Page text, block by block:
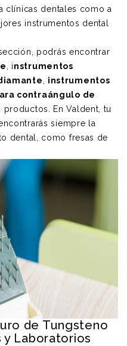
clínicas dentales como a
instrumentos dental
podrás encontrar
, instrumentos
instrumentos
contraángulo de
En Valdent, tu
siempre la
dental
, como fresas de
de Tungsteno
y Laboratorios